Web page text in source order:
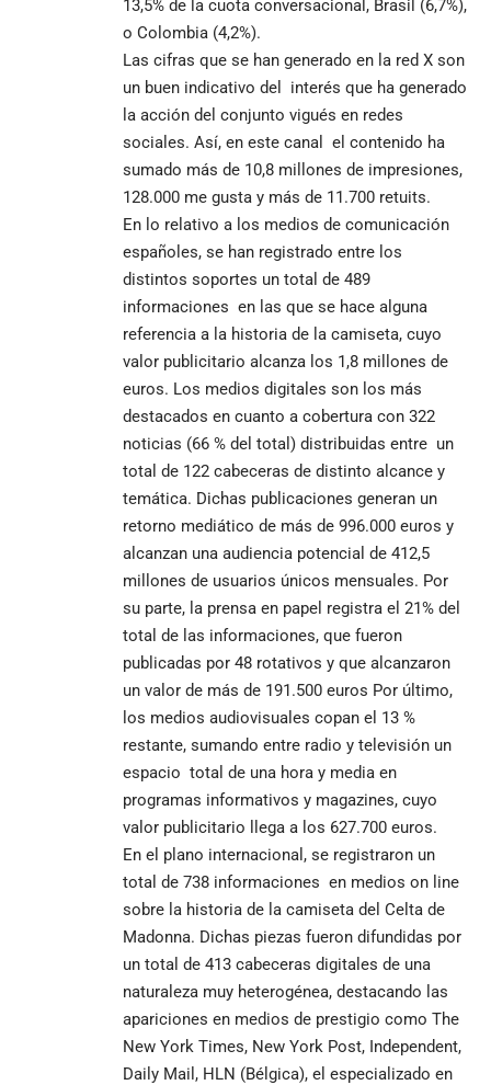
13,5% de la cuota conversacional, Brasil (6,7%),
o Colombia (4,2%).
Las cifras que se han generado en la red X son
un buen indicativo del interés que ha generado
la acción del conjunto vigués en redes
sociales. Así, en este canal el contenido ha
sumado más de 10,8 millones de impresiones,
128.000 me gusta y más de 11.700 retuits.
En lo relativo a los medios de comunicación
españoles, se han registrado entre los
distintos soportes un total de 489
informaciones en las que se hace alguna
referencia a la historia de la camiseta, cuyo
valor publicitario alcanza los 1,8 millones de
euros. Los medios digitales son los más
destacados en cuanto a cobertura con 322
noticias (66 % del total) distribuidas entre un
total de 122 cabeceras de distinto alcance y
temática. Dichas publicaciones generan un
retorno mediático de más de 996.000 euros y
alcanzan una audiencia potencial de 412,5
millones de usuarios únicos mensuales. Por
su parte, la prensa en papel registra el 21% del
total de las informaciones, que fueron
publicadas por 48 rotativos y que alcanzaron
un valor de más de 191.500 euros Por último,
los medios audiovisuales copan el 13 %
restante, sumando entre radio y televisión un
espacio total de una hora y media en
programas informativos y magazines, cuyo
valor publicitario llega a los 627.700 euros.
En el plano internacional, se registraron un
total de 738 informaciones en medios on line
sobre la historia de la camiseta del Celta de
Madonna. Dichas piezas fueron difundidas por
un total de 413 cabeceras digitales de una
naturaleza muy heterogénea, destacando las
apariciones en medios de prestigio como The
New York Times, New York Post, Independent,
Daily Mail, HLN (Bélgica), el especializado en